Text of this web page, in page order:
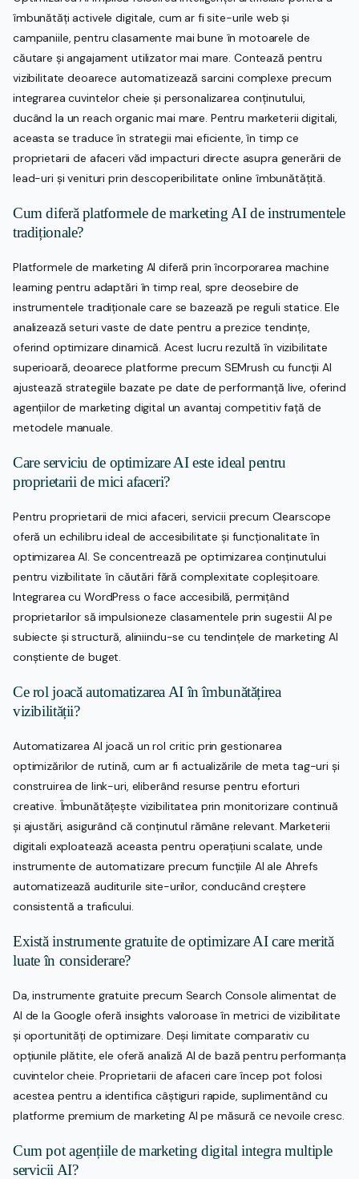
îmbunătăți activele digitale, cum ar fi site-urile web și
campaniile, pentru clasamente mai bune în motoarele de
căutare și angajament utilizator mai mare. Contează pentru
vizibilitate deoarece automatizează sarcini complexe precum
integrarea cuvintelor cheie și personalizarea conținutului,
ducând la un reach organic mai mare. Pentru marketerii digitali,
aceasta se traduce în strategii mai eficiente, în timp ce
proprietarii de afaceri văd impacturi directe asupra generării de
lead-uri și venituri prin descoperibilitate online îmbunătățită.
Cum diferă platformele de marketing AI de instrumentele
tradiționale?
Platformele de marketing AI diferă prin încorporarea machine
learning pentru adaptări în timp real, spre deosebire de
instrumentele tradiționale care se bazează pe reguli statice. Ele
analizează seturi vaste de date pentru a prezice tendințe,
oferind optimizare dinamică. Acest lucru rezultă în vizibilitate
superioară, deoarece platforme precum SEMrush cu funcții AI
ajustează strategiile bazate pe date de performanță live, oferind
agențiilor de marketing digital un avantaj competitiv față de
metodele manuale.
Care serviciu de optimizare AI este ideal pentru
proprietarii de mici afaceri?
Pentru proprietarii de mici afaceri, servicii precum Clearscope
oferă un echilibru ideal de accesibilitate și funcționalitate în
optimizarea AI. Se concentrează pe optimizarea conținutului
pentru vizibilitate în căutări fără complexitate copleșitoare.
Integrarea cu WordPress o face accesibilă, permițând
proprietarilor să impulsioneze clasamentele prin sugestii AI pe
subiecte și structură, aliniindu-se cu tendințele de marketing AI
conștiente de buget.
Ce rol joacă automatizarea AI în îmbunătățirea
vizibilității?
Automatizarea AI joacă un rol critic prin gestionarea
optimizărilor de rutină, cum ar fi actualizările de meta tag-uri și
construirea de link-uri, eliberând resurse pentru eforturi
creative. Îmbunătățește vizibilitatea prin monitorizare continuă
și ajustări, asigurând că conținutul rămâne relevant. Marketerii
digitali exploatează aceasta pentru operațiuni scalate, unde
instrumente de automatizare precum funcțiile AI ale Ahrefs
automatizează auditurile site-urilor, conducând creștere
consistentă a traficului.
Există instrumente gratuite de optimizare AI care merită
luate în considerare?
Da, instrumente gratuite precum Search Console alimentat de
AI de la Google oferă insights valoroase în metrici de vizibilitate
și oportunități de optimizare. Deși limitate comparativ cu
opțiunile plătite, ele oferă analiză AI de bază pentru performanța
cuvintelor cheie. Proprietarii de afaceri care încep pot folosi
acestea pentru a identifica câștiguri rapide, suplimentând cu
platforme premium de marketing AI pe măsură ce nevoile cresc.
Cum pot agențiile de marketing digital integra multiple
servicii AI?